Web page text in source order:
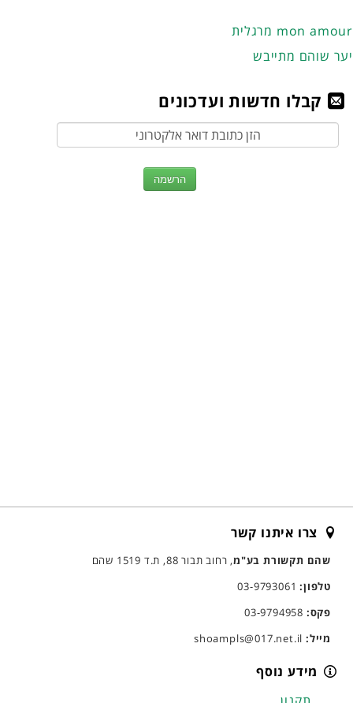
מרגלית mon amour
יער שוהם מתייבש
קבלו חדשות ועדכונים
צרו איתנו קשר
שהם תקשורת בע"מ, רחוב תבור 88, ת.ד 1519 שהם
טלפון:03-9793061
פקס:
מייל:
מידע נוסף